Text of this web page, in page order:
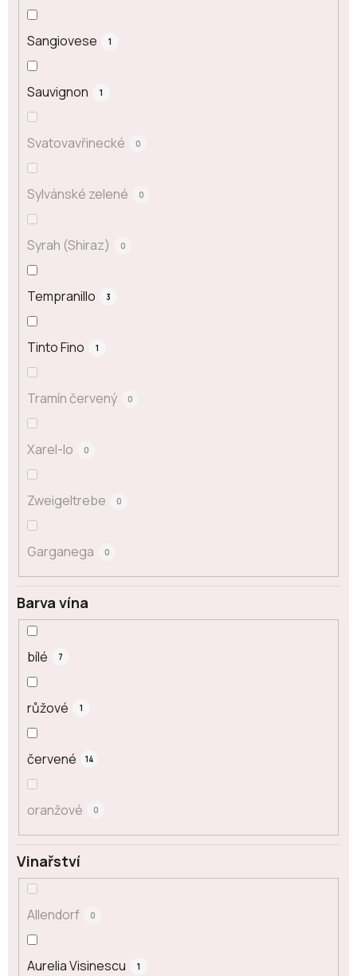
Sangiovese 1
Sauvignon 1
Svatovavřinecké 0
Sylvánské zelené 0
Syrah (Shiraz) 0
Tempranillo 3
Tinto Fino 1
Tramín červený 0
Xarel-lo 0
Zweigeltrebe 0
Garganega 0
Barva vína
bílé 7
růžové 1
červené 14
oranžové 0
Vinařství
Allendorf 0
Aurelia Visinescu 1